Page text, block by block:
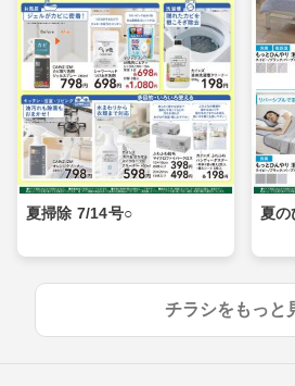
夏掃除 7/14号○ 夏の
チラシをもっと